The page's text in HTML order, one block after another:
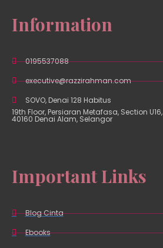
Information
0195537088
executive@razzirahman.com
SOVO, Denai 128 Habitus
19th Floor, Persiaran Metafasa, Section U16,
40160 Denai Alam, Selangor
Important Links
Blog Cinta
Ebooks